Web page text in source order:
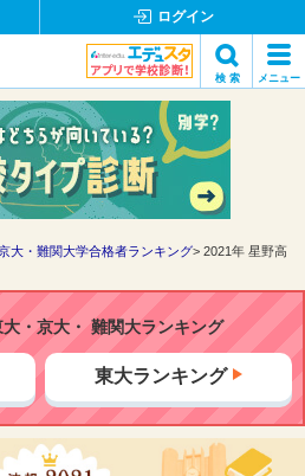
ログイン
検 索 メニュー
検索
大・難関大学合格者ランキング
2021年 星野高
大・京大・ 難関大ランキング
東大ランキング